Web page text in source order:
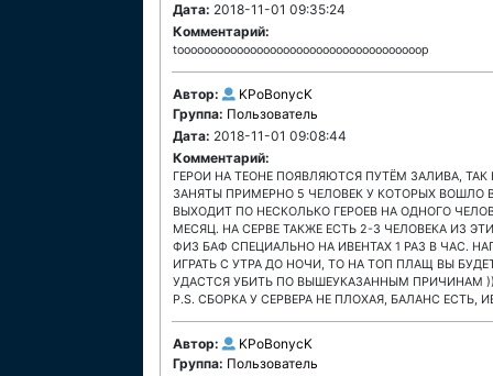
Дата: 2018-11-01 09:35:24
Комментарий:
tooooooooooooooooooooooooooooooooooooop
Автор:
KPoBonycK
Группа: Пользователь
Дата: 2018-11-01 09:08:44
Комментарий:
ГЕРОИ НА ТЕОНЕ ПОЯВЛЯЮТСЯ ПУТЁМ ЗАЛИВА,
ЗАНЯТЫ ПРИМЕРНО 5 ЧЕЛОВЕК У КОТОРЫХ ВОШЛО
ВЫХОДИТ ПО НЕСКОЛЬКО ГЕРОЕВ НА ОДНОГО
МЕСЯЦ. НА СЕРВЕ ТАКЖЕ ЕСТЬ 2-3 ЧЕЛОВЕКА ИЗ
ФИЗ БАФ СПЕЦИАЛЬНО НА ИВЕНТАХ 1 РАЗ В ЧАС.
ИГРАТЬ С УТРА ДО НОЧИ, ТО НА ТОП ПЛАЩ ВЫ
УДАСТСЯ УБИТЬ ПО ВЫШЕУКАЗАННЫМ ПРИЧИНАМ
P.S. СБОРКА У СЕРВЕРА НЕ ПЛОХАЯ, БАЛАНС
Автор:
KPoBonycK
Группа: Пользователь